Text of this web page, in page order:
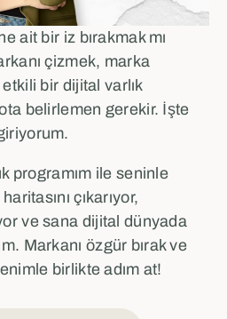
ait bir iz bırakmak mı
çizmek, marka
bir dijital varlık
belirlemen gerekir. İşte
programım ile seninle
çıkarıyor,
ve sana dijital dünyada
Markanı özgür bırak ve
birlikte adım at!